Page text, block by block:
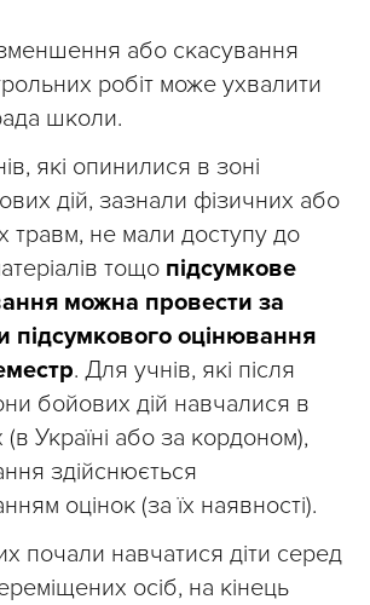
або скасування
робіт може ухвалити
школи.
які опинилися в зоні
дій, зазнали фізичних або
травм, не мали доступу до
тощо підсумкове
можна провести за
підсумкового оцінювання
. Для учнів, які після
бойових дій навчалися в
Україні або за кордоном),
здійснюється
оцінок (за їх наявності).
почали навчатися діти серед
осіб, на кінець